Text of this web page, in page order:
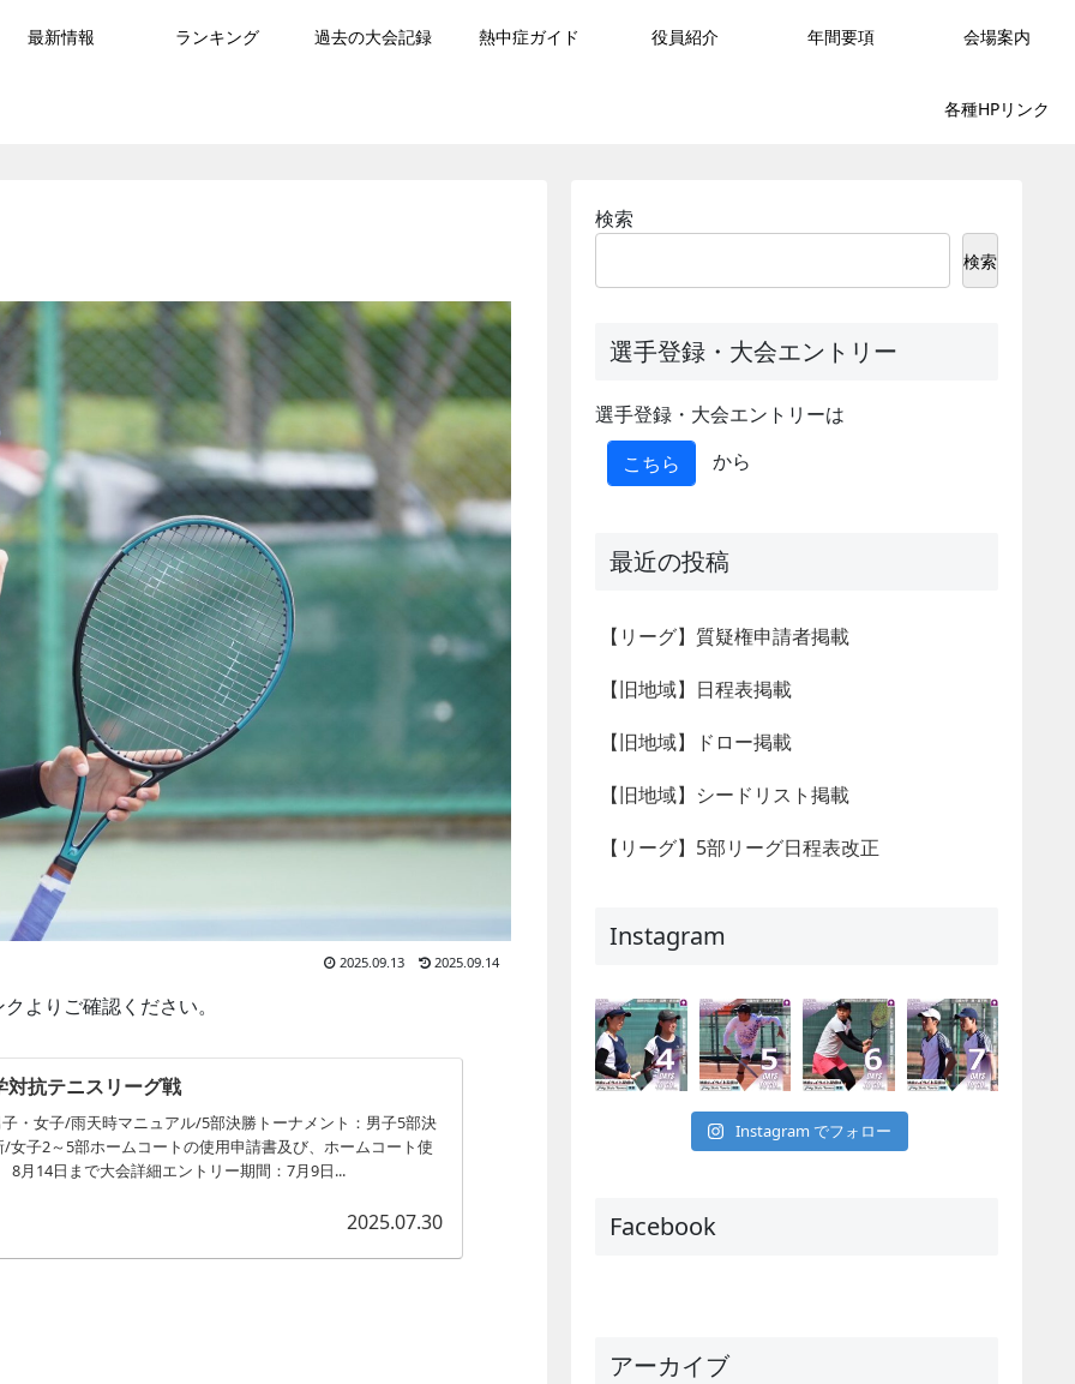
最新情報 ランキング 過去の大会記録 熱中症ガイド 役員紹介 年間要項 会場案内
各種HPリンク
2025.09.13 2025.09.14
よりご確認ください。
抗テニスリーグ戦
・女子/雨天時マニュアル/5部決勝トーナメント：男子5部決
女子2～5部ホームコートの使用申請書及び、ホームコート使
月14日まで大会詳細エントリー期間：7月9日...
2025.07.30
検索
検索
選手登録・大会エントリー
選手登録・大会エントリーは
こちら
から
最近の投稿
【リーグ】質疑権申請者掲載
【旧地域】日程表掲載
【旧地域】ドロー掲載
【旧地域】シードリスト掲載
【リーグ】5部リーグ日程表改正
Instagram
Instagram でフォロー
Facebook
アーカイブ